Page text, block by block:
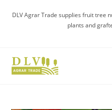
DLV Agrar Trade supplies fruit tree
plants and